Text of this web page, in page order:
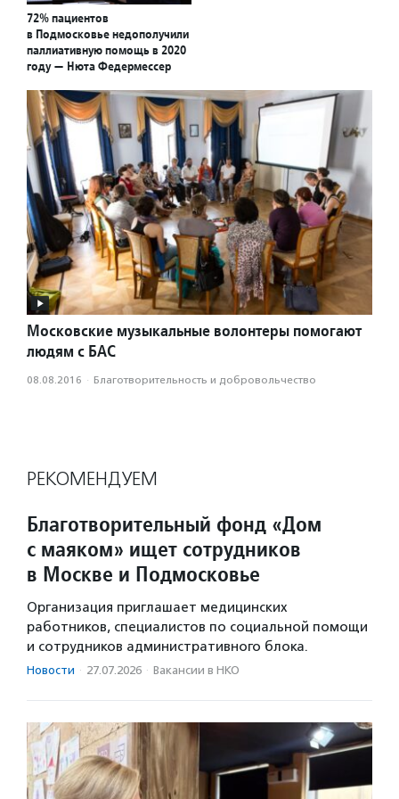
72% пациентов
в Подмосковье недополучили
паллиативную помощь в 2020
году — Нюта Федермессер
Московские музыкальные волонтеры помогают
людям с БАС
08.08.2016 · Благотвори­тель­ность и доброволь­чест­во
РЕКОМЕНДУЕМ
Благотворительный фонд «Дом
с маяком» ищет сотрудников
в Москве и Подмосковье
Организация приглашает медицинских
работников, специалистов по социальной помощи
и сотрудников административного блока.
Новости · 27.07.2026 · Вакансии в НКО